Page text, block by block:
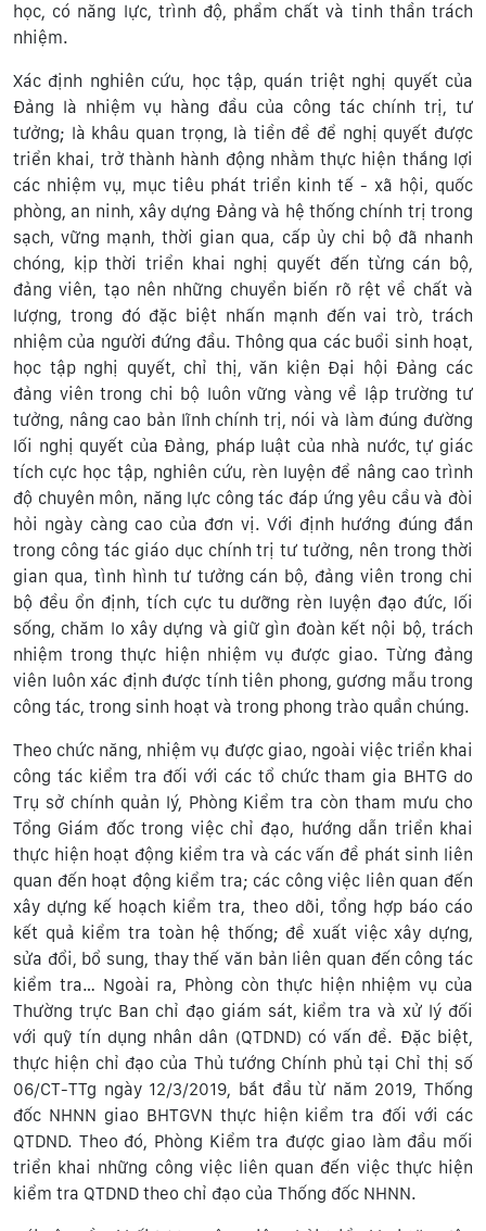
học, có năng lực, trình độ, phẩm chất và tinh thần trách
nhiệm.
Xác định nghiên cứu, học tập, quán triệt nghị quyết của
Đảng là nhiệm vụ hàng đầu của công tác chính trị, tư
tưởng; là khâu quan trọng, là tiền đề để nghị quyết được
triển khai, trở thành hành động nhằm thực hiện thắng lợi
các nhiệm vụ, mục tiêu phát triển kinh tế - xã hội, quốc
phòng, an ninh, xây dựng Đảng và hệ thống chính trị trong
sạch, vững mạnh, thời gian qua, cấp ủy chi bộ đã nhanh
chóng, kịp thời triển khai nghị quyết đến từng cán bộ,
đảng viên, tạo nên những chuyển biến rõ rệt về chất và
lượng, trong đó đặc biệt nhấn mạnh đến vai trò, trách
nhiệm của người đứng đầu. Thông qua các buổi sinh hoạt,
học tập nghị quyết, chỉ thị, văn kiện Đại hội Đảng các
đảng viên trong chi bộ luôn vững vàng về lập trường tư
tưởng, nâng cao bản lĩnh chính trị, nói và làm đúng đường
lối nghị quyết của Đảng, pháp luật của nhà nước, tự giác
tích cực học tập, nghiên cứu, rèn luyện để nâng cao trình
độ chuyên môn, năng lực công tác đáp ứng yêu cầu và đòi
hỏi ngày càng cao của đơn vị. Với định hướng đúng đắn
trong công tác giáo dục chính trị tư tưởng, nên trong thời
gian qua, tình hình tư tưởng cán bộ, đảng viên trong chi
bộ đều ổn định, tích cực tu dưỡng rèn luyện đạo đức, lối
sống, chăm lo xây dựng và giữ gìn đoàn kết nội bộ, trách
nhiệm trong thực hiện nhiệm vụ được giao. Từng đảng
viên luôn xác định được tính tiên phong, gương mẫu trong
công tác, trong sinh hoạt và trong phong trào quần chúng.
Theo chức năng, nhiệm vụ được giao, ngoài việc triển khai
công tác kiểm tra đối với các tổ chức tham gia BHTG do
Trụ sở chính quản lý, Phòng Kiểm tra còn tham mưu cho
Tổng Giám đốc trong việc chỉ đạo, hướng dẫn triển khai
thực hiện hoạt động kiểm tra và các vấn đề phát sinh liên
quan đến hoạt động kiểm tra; các công việc liên quan đến
xây dựng kế hoạch kiểm tra, theo dõi, tổng hợp báo cáo
kết quả kiểm tra toàn hệ thống; đề xuất việc xây dựng,
sửa đổi, bổ sung, thay thế văn bản liên quan đến công tác
kiểm tra… Ngoài ra, Phòng còn thực hiện nhiệm vụ của
Thường trực Ban chỉ đạo giám sát, kiểm tra và xử lý đối
với quỹ tín dụng nhân dân (QTDND) có vấn đề. Đặc biệt,
thực hiện chỉ đạo của Thủ tướng Chính phủ tại Chỉ thị số
06/CT-TTg ngày 12/3/2019, bắt đầu từ năm 2019, Thống
đốc NHNN giao BHTGVN thực hiện kiểm tra đối với các
QTDND. Theo đó, Phòng Kiểm tra được giao làm đầu mối
triển khai những công việc liên quan đến việc thực hiện
kiểm tra QTDND theo chỉ đạo của Thống đốc NHNN.